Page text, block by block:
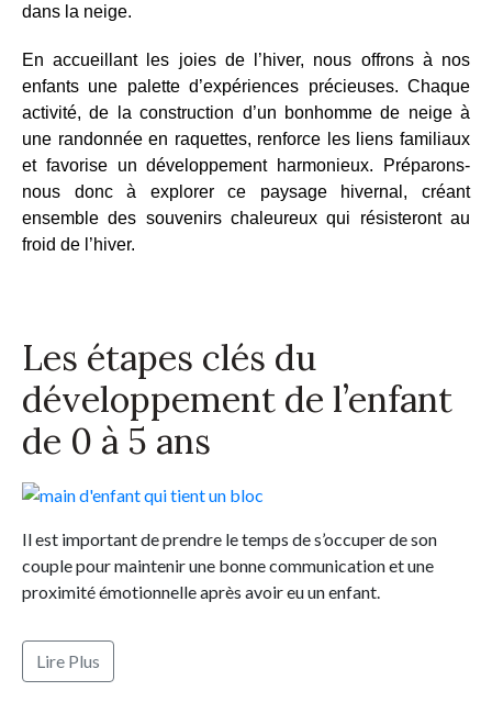
dans la neige.
En accueillant les joies de l’hiver, nous offrons à nos
enfants une palette d’expériences précieuses. Chaque
activité, de la construction d’un bonhomme de neige à
une randonnée en raquettes, renforce les liens familiaux
et favorise un développement harmonieux. Préparons-
nous donc à explorer ce paysage hivernal, créant
ensemble des souvenirs chaleureux qui résisteront au
froid de l’hiver.
Les étapes clés du
développement de l’enfant
de 0 à 5 ans
Il est important de prendre le temps de s’occuper de son
couple pour maintenir une bonne communication et une
proximité émotionnelle après avoir eu un enfant.
Lire Plus